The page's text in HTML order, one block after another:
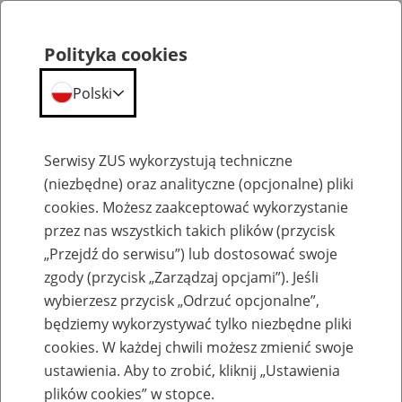
Emerytury
Baza zlikwidowanych lub
przekształconych zakładów pracy
Polityka cookies
Polski
Serwisy ZUS wykorzystują techniczne
(niezbędne) oraz analityczne (opcjonalne) pliki
cookies. Możesz zaakceptować wykorzystanie
przez nas wszystkich takich plików (przycisk
„Przejdź do serwisu”) lub dostosować swoje
zgody (przycisk „Zarządzaj opcjami”). Jeśli
wybierzesz przycisk „Odrzuć opcjonalne”,
będziemy wykorzystywać tylko niezbędne pliki
cookies. W każdej chwili możesz zmienić swoje
ustawienia. Aby to zrobić, kliknij „Ustawienia
plików cookies” w stopce.